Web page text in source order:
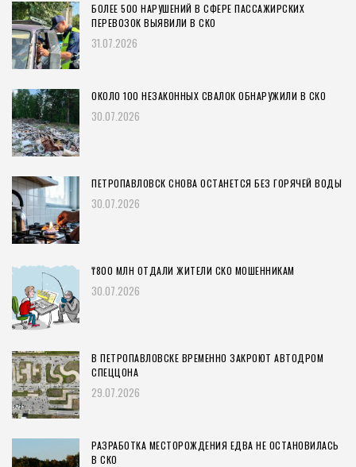
БОЛЕЕ 500 НАРУШЕНИЙ В СФЕРЕ ПАССАЖИРСКИХ
ПЕРЕВОЗОК ВЫЯВИЛИ В СКО
31.07.2026
ОКОЛО 100 НЕЗАКОННЫХ СВАЛОК ОБНАРУЖИЛИ В СКО
30.07.2026
ПЕТРОПАВЛОВСК СНОВА ОСТАНЕТСЯ БЕЗ ГОРЯЧЕЙ ВОДЫ
30.07.2026
₸800 МЛН ОТДАЛИ ЖИТЕЛИ СКО МОШЕННИКАМ
30.07.2026
В ПЕТРОПАВЛОВСКЕ ВРЕМЕННО ЗАКРОЮТ АВТОДРОМ
СПЕЦЦОНА
29.07.2026
РАЗРАБОТКА МЕСТОРОЖДЕНИЯ ЕДВА НЕ ОСТАНОВИЛАСЬ
В СКО